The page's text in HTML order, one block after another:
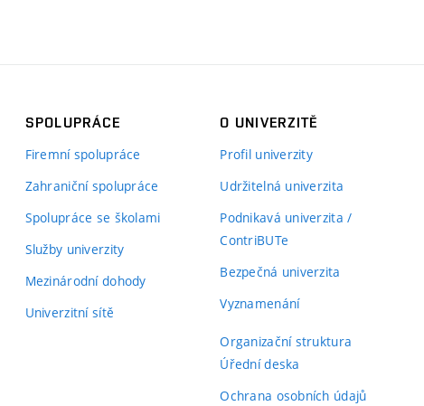
SPOLUPRÁCE
Firemní spolupráce
Zahraniční spolupráce
Spolupráce se školami
Služby univerzity
Mezinárodní dohody
Univerzitní sítě
O UNIVERZITĚ
Profil univerzity
Udržitelná univerzita
Podnikavá univerzita /
ContriBUTe
Bezpečná univerzita
Vyznamenání
Organizační struktura
Úřední deska
Ochrana osobních údajů